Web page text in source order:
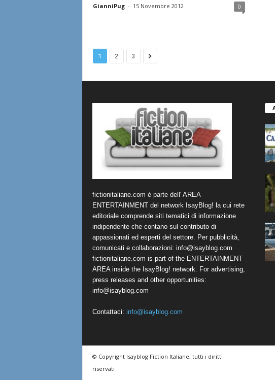
GianniPug - 15 Novembre 2012 0
1 2 3
fictionitaliane.com è parte dell' AREA
ENTERTAINMENT del network IsayBlog! la cui rete
editoriale comprende siti tematici di informazione
indipendente che contano sul contributo di
appassionati ed esperti del settore. Per pubblicità,
comunicati e collaborazioni: info@isayblog.com
fictionitaliane.com is part of the ENTERTAINMENT
AREA inside the IsayBlog! network. For advertising,
press releases and other opportunities:
info@isayblog.com
Contattaci: info@isayblog.com
© Copyright Isayblog Fiction Italiane, tutti i diritti
riservati